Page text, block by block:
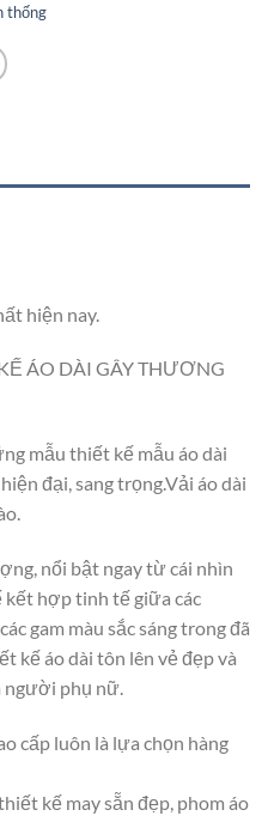
thống
hiện nay.
ÁO DÀI GÂY THƯƠNG
mẫu thiết kế mẫu áo dài
đại, sang trọng.Vải áo dài
nổi bật ngay từ cái nhìn
hợp tinh tế giữa các
gam màu sắc sáng trong đã
kế áo dài tôn lên vẻ đẹp và
người phụ nữ.
cấp luôn là lựa chọn hàng
kế may sẵn đẹp, phom áo